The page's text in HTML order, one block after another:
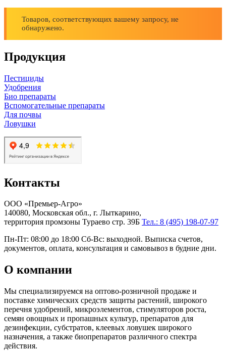
Товаров, соответствующих вашему запросу, не
обнаружено.
Продукция
Пестициды
Удобрения
Био препараты
Вспомогательные препараты
Для почвы
Ловушки
Контакты
ООО «Премьер-Агро»
140080, Московская обл., г. Лыткарино,
территория промзоны Тураево стр. 39Б Тел.: 8 (495) 198-07-97
Пн-Пт: 08:00 до 18:00 Сб-Вс: выходной. Выписка счетов,
документов, оплата, консультация и самовывоз в будние дни.
О компании
Мы специализируемся на оптово-розничной продаже и
поставке химических средств защиты растений, широкого
перечня удобрений, микроэлементов, стимуляторов роста,
семян овощных и пропашных культур, препаратов для
дезинфекции, субстратов, клеевых ловушек широкого
назначения, а также биопрепаратов различного спектра
действия.